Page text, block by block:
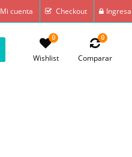
Mi cuenta Checkout
0
Wishlist
0
Comparar